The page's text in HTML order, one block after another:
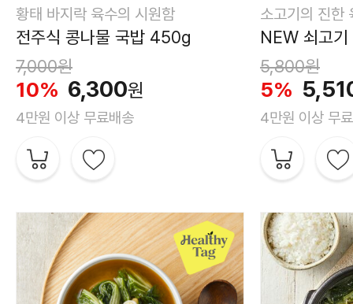
황태 바지락 육수의 시원함
전주식 콩나물 국밥 450g
7,000원
10% 6,300원
4만원 이상 무료배송
소고기의 진한
NEW 쇠고
5,800원
5%
4만원 이상 무